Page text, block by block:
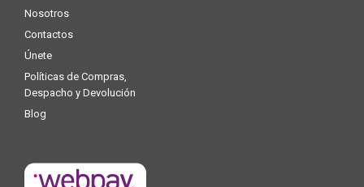
Nosotros
Contactos
Únete
Políticas de Compras,
Despacho y Devolución
Blog